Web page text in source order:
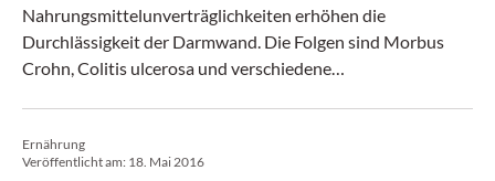
Nahrungsmittelunverträglichkeiten erhöhen die
Durchlässigkeit der Darmwand. Die Folgen sind Morbus
Crohn, Colitis ulcerosa und verschiedene
Ernährung
Veröffentlicht am: 18. Mai 2016